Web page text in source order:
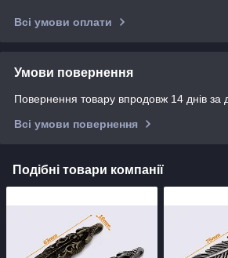
Всі умови оплати
Умови повернення
Повернення товару впродовж 14 днів за
Всі умови повернення
Подібні товари компанії